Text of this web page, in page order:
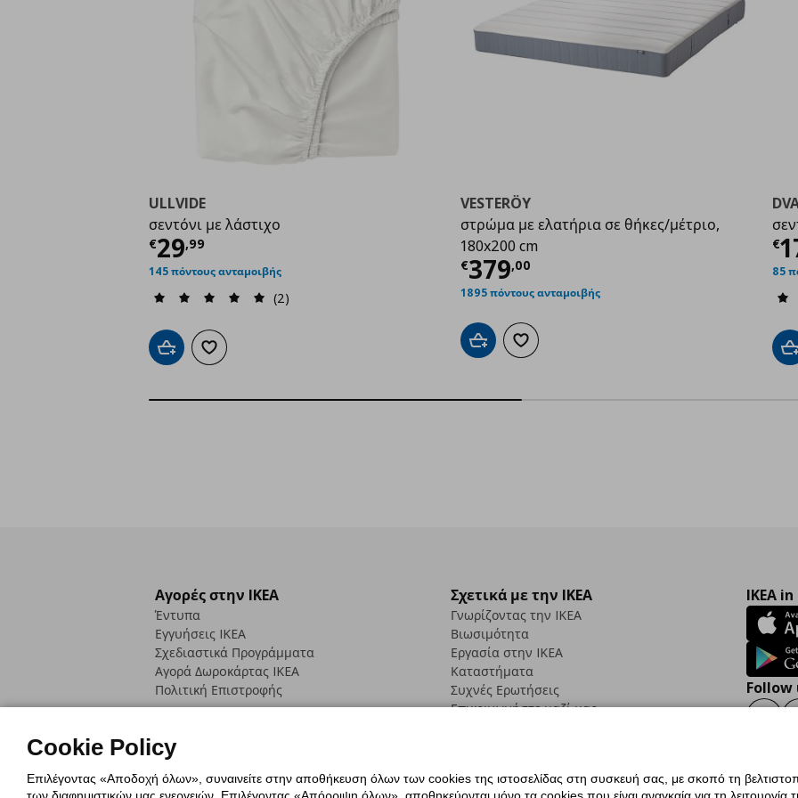
ULLVIDE
σεντόνι με λάστιχο
€29,99
Τρέχουσα τιμή
145 πόντους ανταμοιβής
(2)
Προσθήκη στο καλάθι
Προσθήκη στα αγαπημένα
VESTERÖY
στρώμα με ελατήρια σε θήκες/μέτριο,
180x200 cm
€379,00
Τρέχουσα τιμή
1895 πόντους ανταμοιβής
Προσθήκη στο καλάθι
Προσθήκη στα αγαπημένα
€
85
Αγορές στην IKEA
Έντυπα
Εγγυήσεις IKEA
Σχεδιαστικά Προγράμματα
Αγορά Δωρoκάρτας IKEA
Πολιτική Επιστροφής
Σχετικά με την IKEA
Γνωρίζοντας την IKEA
Βιωσιμότητα
Εργασία στην IKEA
Καταστήματα
Συχνές Ερωτήσεις
Επικοινωνήστε μαζί μας
IKEA
Follow
Cookie Policy
Επιλέγοντας «Αποδοχή όλων», συναινείτε στην αποθήκευση όλων των cookies της ιστοσελίδας στη συσκευή σας, με σκοπό τη